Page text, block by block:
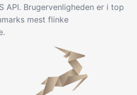
API. Brugervenligheden er i top
mest flinke